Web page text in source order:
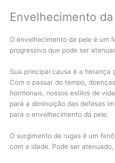
Envelhecimento
O envelhecimento da pele é um
progressivo que pode ser
Sua principal causa é a herança
Com o passar do tempo,
hormonais, nossos estilos de
para a diminuição das defesas
para o envelhecimento da pele.
O surgimento de rugas é um
com a idade. Pode ser